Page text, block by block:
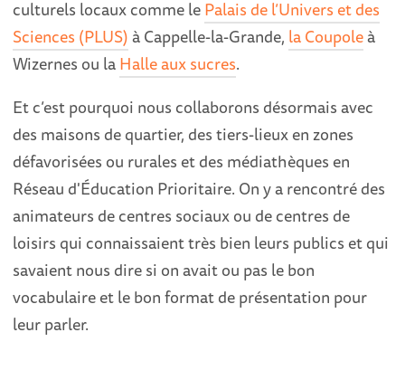
culturels locaux comme lePalais de l’Univers et des
Sciences (PLUS)à Cappelle-la-Grande, la Coupoleà
Wizernes ou laHalle aux sucres.
Et c’est pourquoi nous collaborons désormais avec
des maisons de quartier, des tiers-lieux en zones
défavorisées ou rurales et des médiathèques en
Réseau d'Éducation Prioritaire. On y a rencontré des
animateurs de centres sociaux ou de centres de
loisirs qui connaissaient très bien leurs publics et qui
savaient nous dire si on avait ou pas le bon
vocabulaire et le bon format de présentation pour
leur parler.